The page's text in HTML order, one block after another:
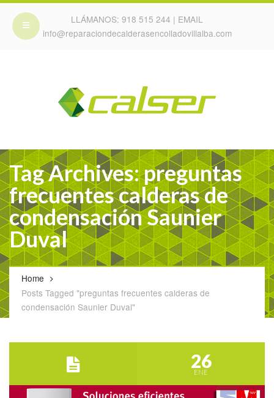
LLÁMANOS: 918 515 244 | EMAIL
info@reparaciondecalderasencolladovillalba.com
Tag Archives: preguntas
frecuentes calderas de
condensación Saunier
Duval
Home
Posts Tagged "preguntas frecuentes calderas de
condensación Saunier Duval"
26
ENE